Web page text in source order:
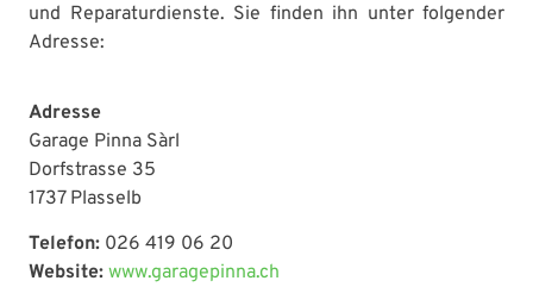
und Reparaturdienste. Sie finden ihn unter folgender
Adresse:
Adresse
Garage Pinna Sàrl
Dorfstrasse 35
1737 Plasselb
Telefon: 026 419 06 20
Website: www.garagepinna.ch